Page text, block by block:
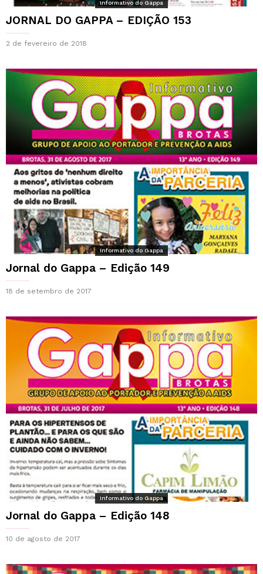
Informativo do Gappa
JORNAL DO GAPPA – EDIÇÃO 153
2 de fevereiro de 2018
Informativo do Gappa
Jornal do Gappa – Edição 149
18 de setembro de 2017
Informativo do Gappa
Jornal do Gappa – Edição 148
10 de agosto de 2017